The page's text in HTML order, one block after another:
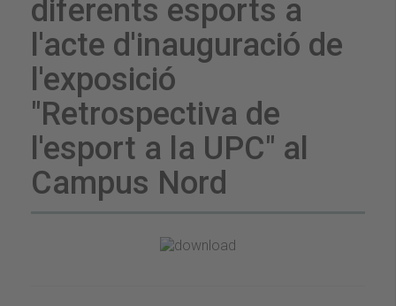
diferents esports a
l'acte d'inauguració de
l'exposició
"Retrospectiva de
l'esport a la UPC" al
Campus Nord